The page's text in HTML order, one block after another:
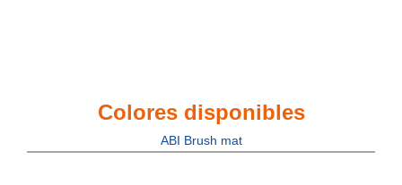
Colores disponibles
ABI Brush mat